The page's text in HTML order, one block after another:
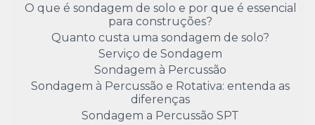
O que é sondagem de solo e por que é essencial
para construções?
Quanto custa uma sondagem de solo?
Serviço de Sondagem
Sondagem à Percussão
Sondagem à Percussão e Rotativa: entenda as
diferenças
Sondagem a Percussão SPT